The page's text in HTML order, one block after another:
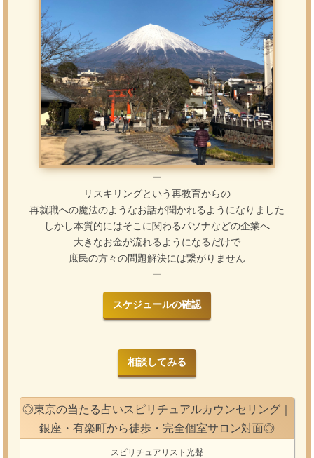
ー
リスキリングという再教育からの
再就職への魔法のようなお話が聞かれるようになりました
しかし本質的にはそこに関わるパソナなどの企業へ
大きなお金が流れるようになるだけで
庶民の方々の問題解決には繋がりません
ー
スケジュールの確認
相談してみる
◎東京の当たる占いスピリチュアルカウンセリング｜
銀座・有楽町から徒歩・完全個室サロン対面◎
スピリチュアリスト光聲